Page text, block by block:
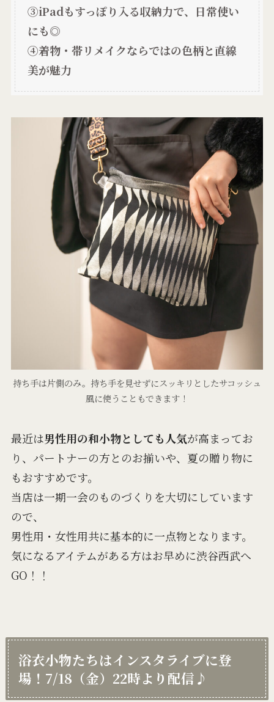
③iPadもすっぽり入る収納力で、日常使い
にも◎
④着物・帯リメイクならではの色柄と直線
美が魅力
持ち手は片側のみ。持ち手を見せずにスッキリとしたサコッシュ
風に使うこともできます！
最近は男性用の和小物としても人気が高まってお
り、パートナーの方とのお揃いや、夏の贈り物に
もおすすめです。
当店は一期一会のものづくりを大切にしています
ので、
男性用・女性用共に基本的に一点物となります。
気になるアイテムがある方はお早めに渋谷西武へ
GO！！
浴衣小物たちはインスタライブに登
場！7/18（金）22時より配信 ♪